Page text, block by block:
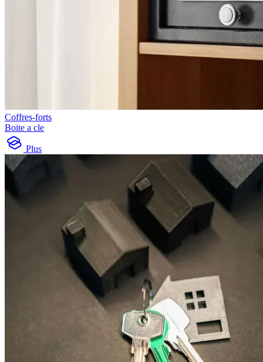
Coffres-forts
Boite a cle
Plus